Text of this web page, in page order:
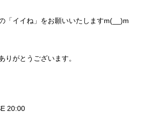
「イイね」をお願いいたしますm(__)m
りがとうございます。
20:00